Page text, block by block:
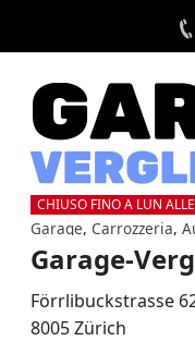
CHIUSO FINO A LUN
Garage, Carrozzeria,
Garage-
Förrlibuckstrasse
8005Zürich